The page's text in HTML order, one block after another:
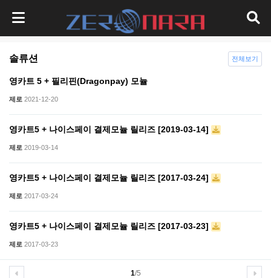
솔류션
영카트 5 + 필리핀(Dragonpay) 모뉼
제로 2021-12-20
영카트5 + 나이스페이 결제모뉼 릴리즈 [2019-03-14]
제로 2019-03-14
영카트5 + 나이스페이 결제모뉼 릴리즈 [2017-03-24]
제로 2017-03-24
영카트5 + 나이스페이 결제모뉼 릴리즈 [2017-03-23]
제로 2017-03-23
1/5
전체보기